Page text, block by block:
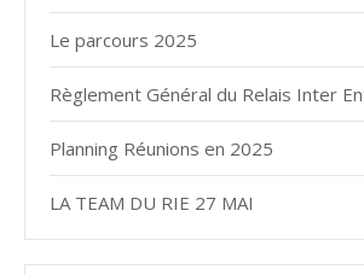
Le parcours 2025
Règlement Général du Relais Inter
Planning Réunions en 2025
LA TEAM DU RIE 27 MAI